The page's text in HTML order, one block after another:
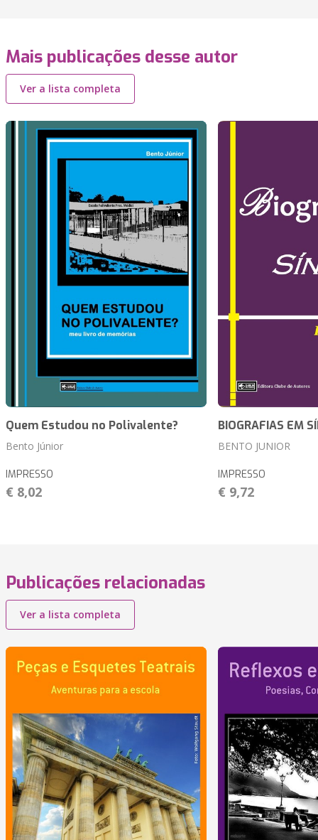
Mais publicações desse autor
Ver a lista completa
Quem Estudou no Polivalente?
Bento Júnior
IMPRESSO
€ 8,02
BIOGRAFIAS EM
BENTO JUNIOR
IMPRESSO
€ 9,72
Publicações relacionadas
Ver a lista completa